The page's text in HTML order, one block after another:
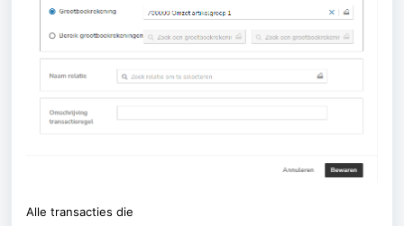
Alle transacties die